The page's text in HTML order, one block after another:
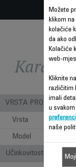
VRSTA PROIZVODA
Vrsta
Model
Učinkovitost u protoku
Možete
klikom
kolačiće
da ako
Kolačiće
web-
Kliknite na
različitim
imali
u
naše